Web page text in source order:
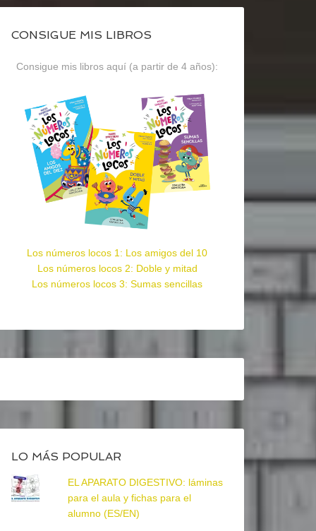
CONSIGUE MIS LIBROS
Consigue mis libros aquí (a partir de 4 años):
Los números locos 1: Los amigos del 10
Los números locos 2: Doble y mitad
Los números locos 3: Sumas sencillas
LO MÁS POPULAR
EL APARATO DIGESTIVO: láminas
para el aula y fichas para el
alumno (ES/EN)